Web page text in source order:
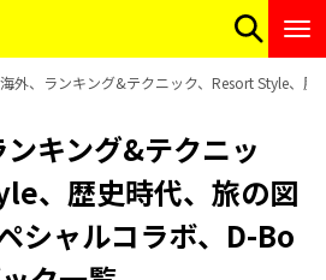
外、ランキング&テクニック、Resort Style、
キング&テクニッ
、歴史時代、旅の図
シャルコラボ、D-Bo